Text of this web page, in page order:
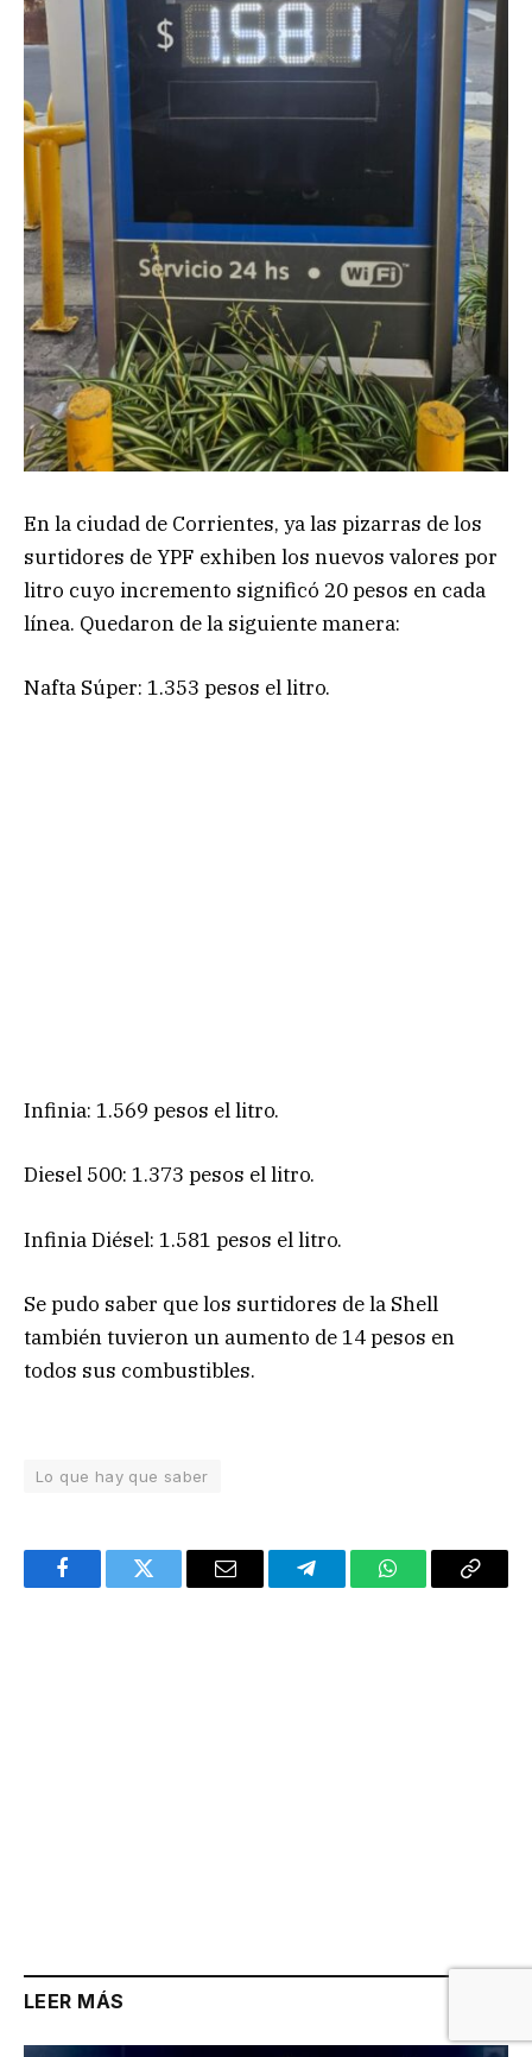
En la ciudad de Corrientes, ya las pizarras de los
surtidores de YPF exhiben los nuevos valores por
litro cuyo incremento significó 20 pesos en cada
línea. Quedaron de la siguiente manera:
Nafta Súper: 1.353 pesos el litro.
Infinia: 1.569 pesos el litro.
Diesel 500: 1.373 pesos el litro.
Infinia Diésel: 1.581 pesos el litro.
Se pudo saber que los surtidores de la Shell
también tuvieron un aumento de 14 pesos en
todos sus combustibles.
Lo que hay que saber
FacebookTwitter Email TelegramWhatsAppCopy
LEER MÁS